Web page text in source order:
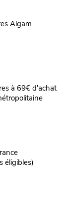
Algam
à 69€ d'achat
éligibles)